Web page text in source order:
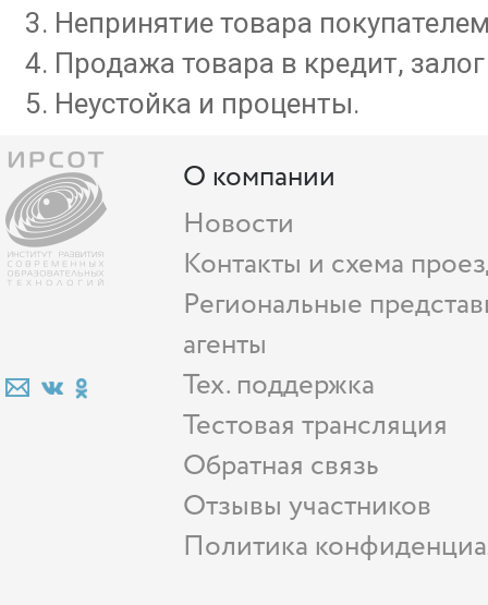
Непринятие товара
Продажа товара в кредит,
Неустойка и проценты.
О компании
Новости
Контакты и схема
Региональные
агенты
Тех. поддержка
Тестовая трансляция
Обратная связь
Отзывы участников
Политика